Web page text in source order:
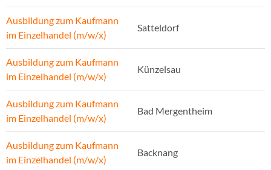
Ausbildung zum Kaufmann
im Einzelhandel (m/w/x)
Satteldorf
Ausbildung zum Kaufmann
im Einzelhandel (m/w/x)
Künzelsau
Ausbildung zum Kaufmann
im Einzelhandel (m/w/x)
Bad Mergentheim
Ausbildung zum Kaufmann
im Einzelhandel (m/w/x)
Backnang